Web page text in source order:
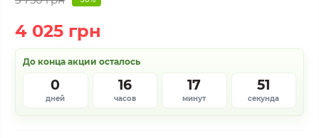
4 025 грн
До конца акции осталось
0
дней
16
часов
17
минут
51
секунда